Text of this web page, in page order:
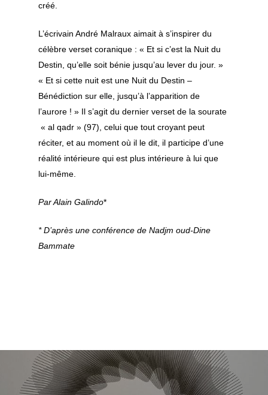
créé.
L’écrivain André Malraux aimait à s’inspirer du
célèbre verset coranique :« Et si c’est la Nuit du
Destin, qu’elle soit bénie jusqu’au lever du jour. »
« Et si cette nuit est une Nuit du Destin –
Bénédiction sur elle, jusqu’à l’apparition de
l’aurore ! » Il s’agit du dernier verset de la sourate
« al qadr » (97), celui que tout croyant peut
réciter, et au moment où il le dit, il participe d’une
réalité intérieure qui est plus intérieure à lui que
lui-même.
Par Alain Galindo*
* D’après une conférence de Nadjm oud-Dine
Bammate